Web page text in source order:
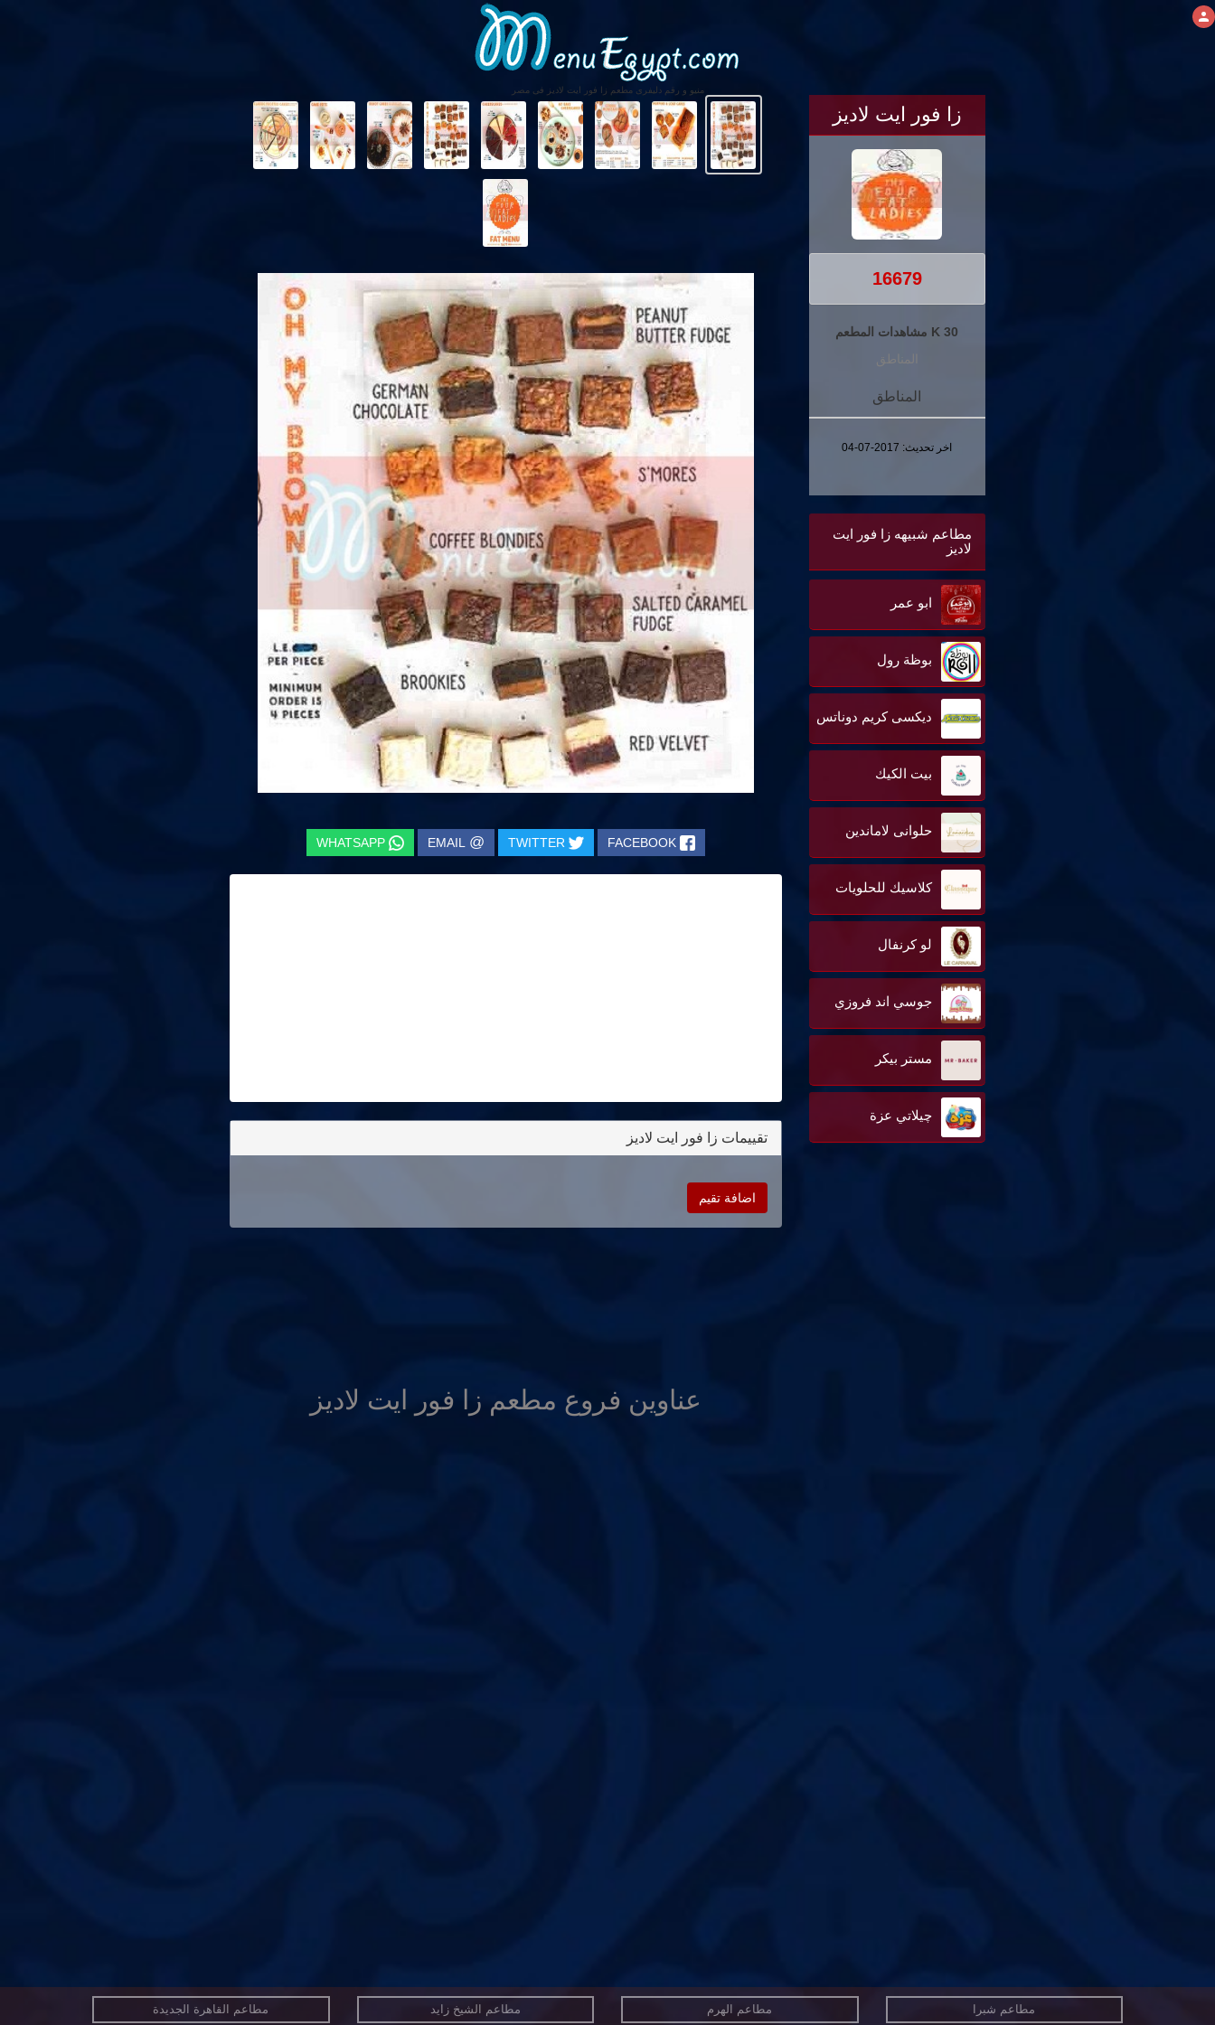
منيو و رقم دليفرى مطعم زا فور ايت لاديز فى مصر
زا فور ايت لاديز
16679
30 K مشاهدات المطعم
المناطق
المناطق
اخر تحديث: 2017-07-04
مطاعم شبيهه زا فور ايت
لاديز
ابو عمر
بوظة رول
ديكسى كريم دوناتس
بيت الكيك
حلوانى لاماندين
كلاسيك للحلويات
لو كرنفال
جوسي اند فروزي
مستر بيكر
چيلاتي عزة
FACEBOOK
TWITTER
@
EMAIL
WHATSAPP
تقييمات زا فور ايت لاديز
اضافة تقيم
عناوين فروع مطعم زا فور ايت لاديز
مطاعم شبرا مطاعم الهرم مطاعم الشيخ زايد مطاعم القاهرة الجديدة